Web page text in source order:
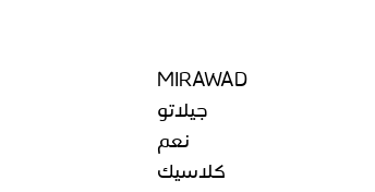
MIRAWAD
جيلاتو
نعم
كلاسيك